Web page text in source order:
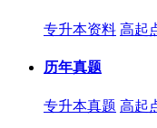
专升本资料 高起
历年真题
专升本真题 高起